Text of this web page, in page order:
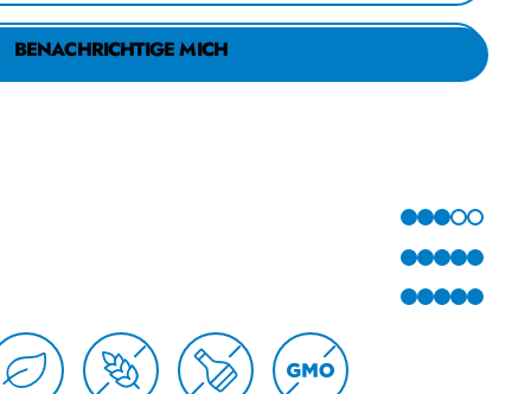
BENACHRICHTIGE MICH
3 VON 5
5 VON 5
5 VON 5